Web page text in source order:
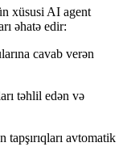
xüsusi AI agent
əhatə edir:
cavab verən
təhlil edən və
tapşırıqları avtomatik